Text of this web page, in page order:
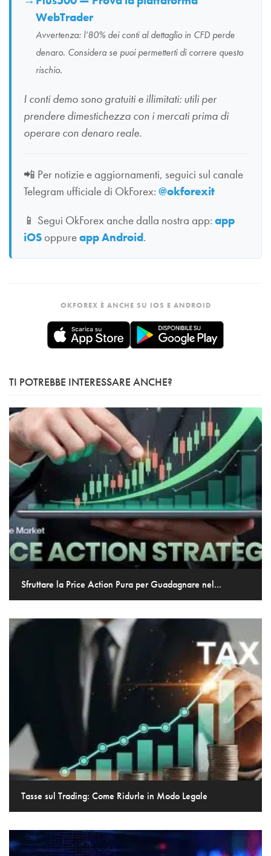
WebTrader
Avvertenza: l’80% dei conti al dettaglio in CFD perde
denaro. Considera se puoi permetterti di correre questo
rischio.
I conti demo sono gratuiti e illimitati: utili per
prendere dimestichezza con i mercati prima di
operare con denaro reale.
📲 Per notizie e aggiornamenti, seguici sul canale
Telegram ufficiale di OkForex: @okforexit
📱 Segui OkForex anche dalla nostra app: app
iOSoppureapp Android.
OKFOREX È ANCHE SU IOS E ANDROID
TI POTREBBE INTERESSARE ANCHE?
Sfruttare la Price Action Pura per Guadagnare nel...
Tasse sul Trading: Come Ridurle in Modo Legale